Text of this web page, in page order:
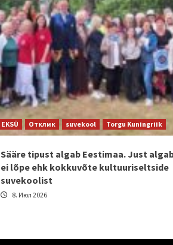
EKSÜ Отклик suvekool Torgu Kuningriik
Sääre tipust algab Eestimaa. Just
ei lõpe ehk kokkuvõte kultuuriseltside
suvekoolist
8. Июл 2026